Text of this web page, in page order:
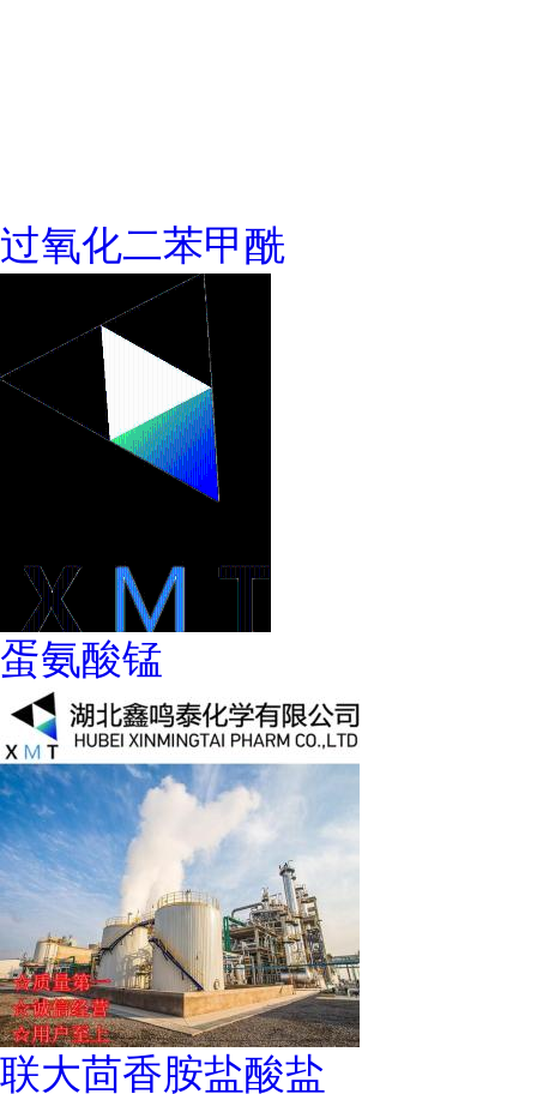
过氧化二苯甲酰
蛋氨酸锰
联大茴香胺盐酸盐